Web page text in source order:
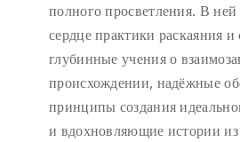
полного просветления. В
сердце практики раскаяния и
глубинные учения о
происхождении, надёжные
принципы создания
и вдохновляющие истории